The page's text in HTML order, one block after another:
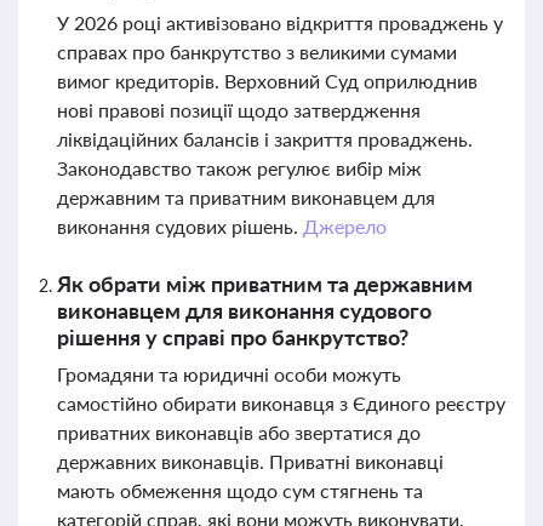
У 2026 році активізовано відкриття проваджень у
справах про банкрутство з великими сумами
вимог кредиторів. Верховний Суд оприлюднив
нові правові позиції щодо затвердження
ліквідаційних балансів і закриття проваджень.
Законодавство також регулює вибір між
державним та приватним виконавцем для
виконання судових рішень. Джерело
Як обрати між приватним та державним
виконавцем для виконання судового
рішення у справі про банкрутство?
Громадяни та юридичні особи можуть
самостійно обирати виконавця з Єдиного реєстру
приватних виконавців або звертатися до
державних виконавців. Приватні виконавці
мають обмеження щодо сум стягнень та
категорій справ, які вони можуть виконувати,